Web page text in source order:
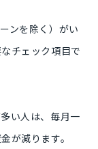
ンを除く）がい
チェック項目で
い人は、毎月一
が減ります。